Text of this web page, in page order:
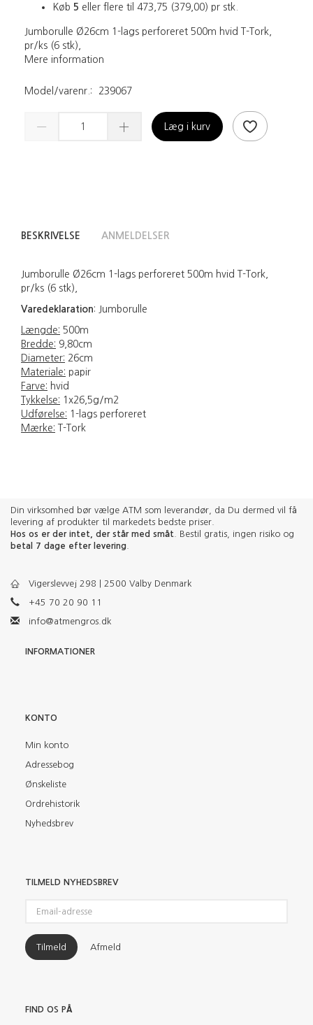
Køb 5 eller flere til 473,75 (379,00) pr stk.
Jumborulle Ø26cm 1-lags perforeret 500m hvid T-Tork,
pr/ks (6 stk),
Mere information
Model/varenr.: 239067
Læg i kurv
BESKRIVELSE ANMELDELSER
Jumborulle Ø26cm 1-lags perforeret 500m hvid T-Tork,
pr/ks (6 stk),
Varedeklaration: Jumborulle
Længde: 500m
Bredde: 9,80cm
Diameter: 26cm
Materiale: papir
Farve: hvid
Tykkelse: 1x26,5g/m2
Udførelse: 1-lags perforeret
Mærke: T-Tork
Din virksomhed bør vælge ATM som leverandør, da Du dermed vil få
levering af produkter til markedets bedste priser.
Hos os er der intet, der står med småt . Bestil gratis, ingen risiko og
betal 7 dage efter levering
Vigerslevvej 298 | 2500 Valby Denmark
+45 70 20 90 11
info@atmengros.dk
INFORMATIONER
KONTO
Min konto
Adressebog
Ønskeliste
Ordrehistorik
Nyhedsbrev
TILMELD NYHEDSBREV
adresse
Tilmeld Afmeld
FIND OS PÅ